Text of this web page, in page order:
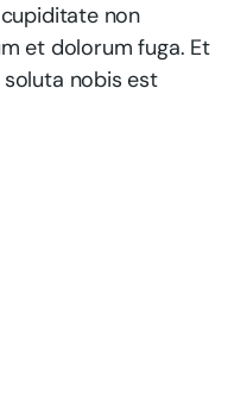
non
et dolorum fuga. Et
nobis est